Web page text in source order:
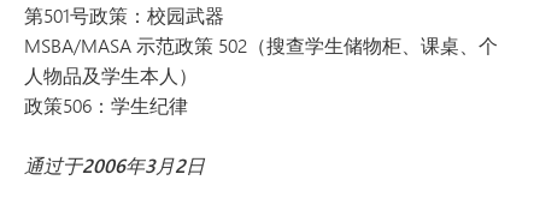
第501号政策：校园武器
MSBA/MASA 示范政策 502（搜查学生储物柜、课桌、个
人物品及学生本人）
政策506：学生纪律
通过于2006年3月2日